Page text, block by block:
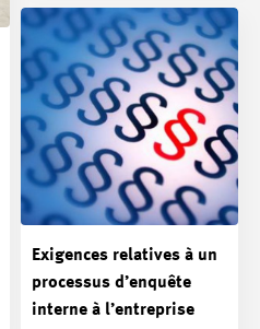
Exigences relatives à un
processus d’enquête
interne à l’entreprise